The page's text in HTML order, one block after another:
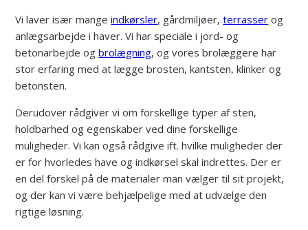
Vi laver især mangeindkørsler, gårdmiljøer,terrasser og
anlægsarbejde i haver. Vi har speciale i jord- og
betonarbejde ogbrolægning, og vores brolæggere har
stor erfaring med at lægge brosten, kantsten, klinker og
betonsten.
Derudover rådgiver vi om forskellige typer af sten,
holdbarhed og egenskaber ved dine forskellige
muligheder. Vi kan også rådgive ift. hvilke muligheder der
er for hvorledes have og indkørsel skal indrettes. Der er
en del forskel på de materialer man vælger til sit projekt,
og der kan vi være behjælpelige med at udvælge den
rigtige løsning.